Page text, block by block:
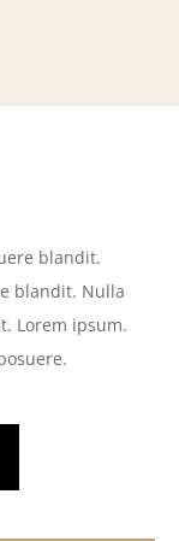
blandit.
blandit. Nulla
Lorem ipsum.